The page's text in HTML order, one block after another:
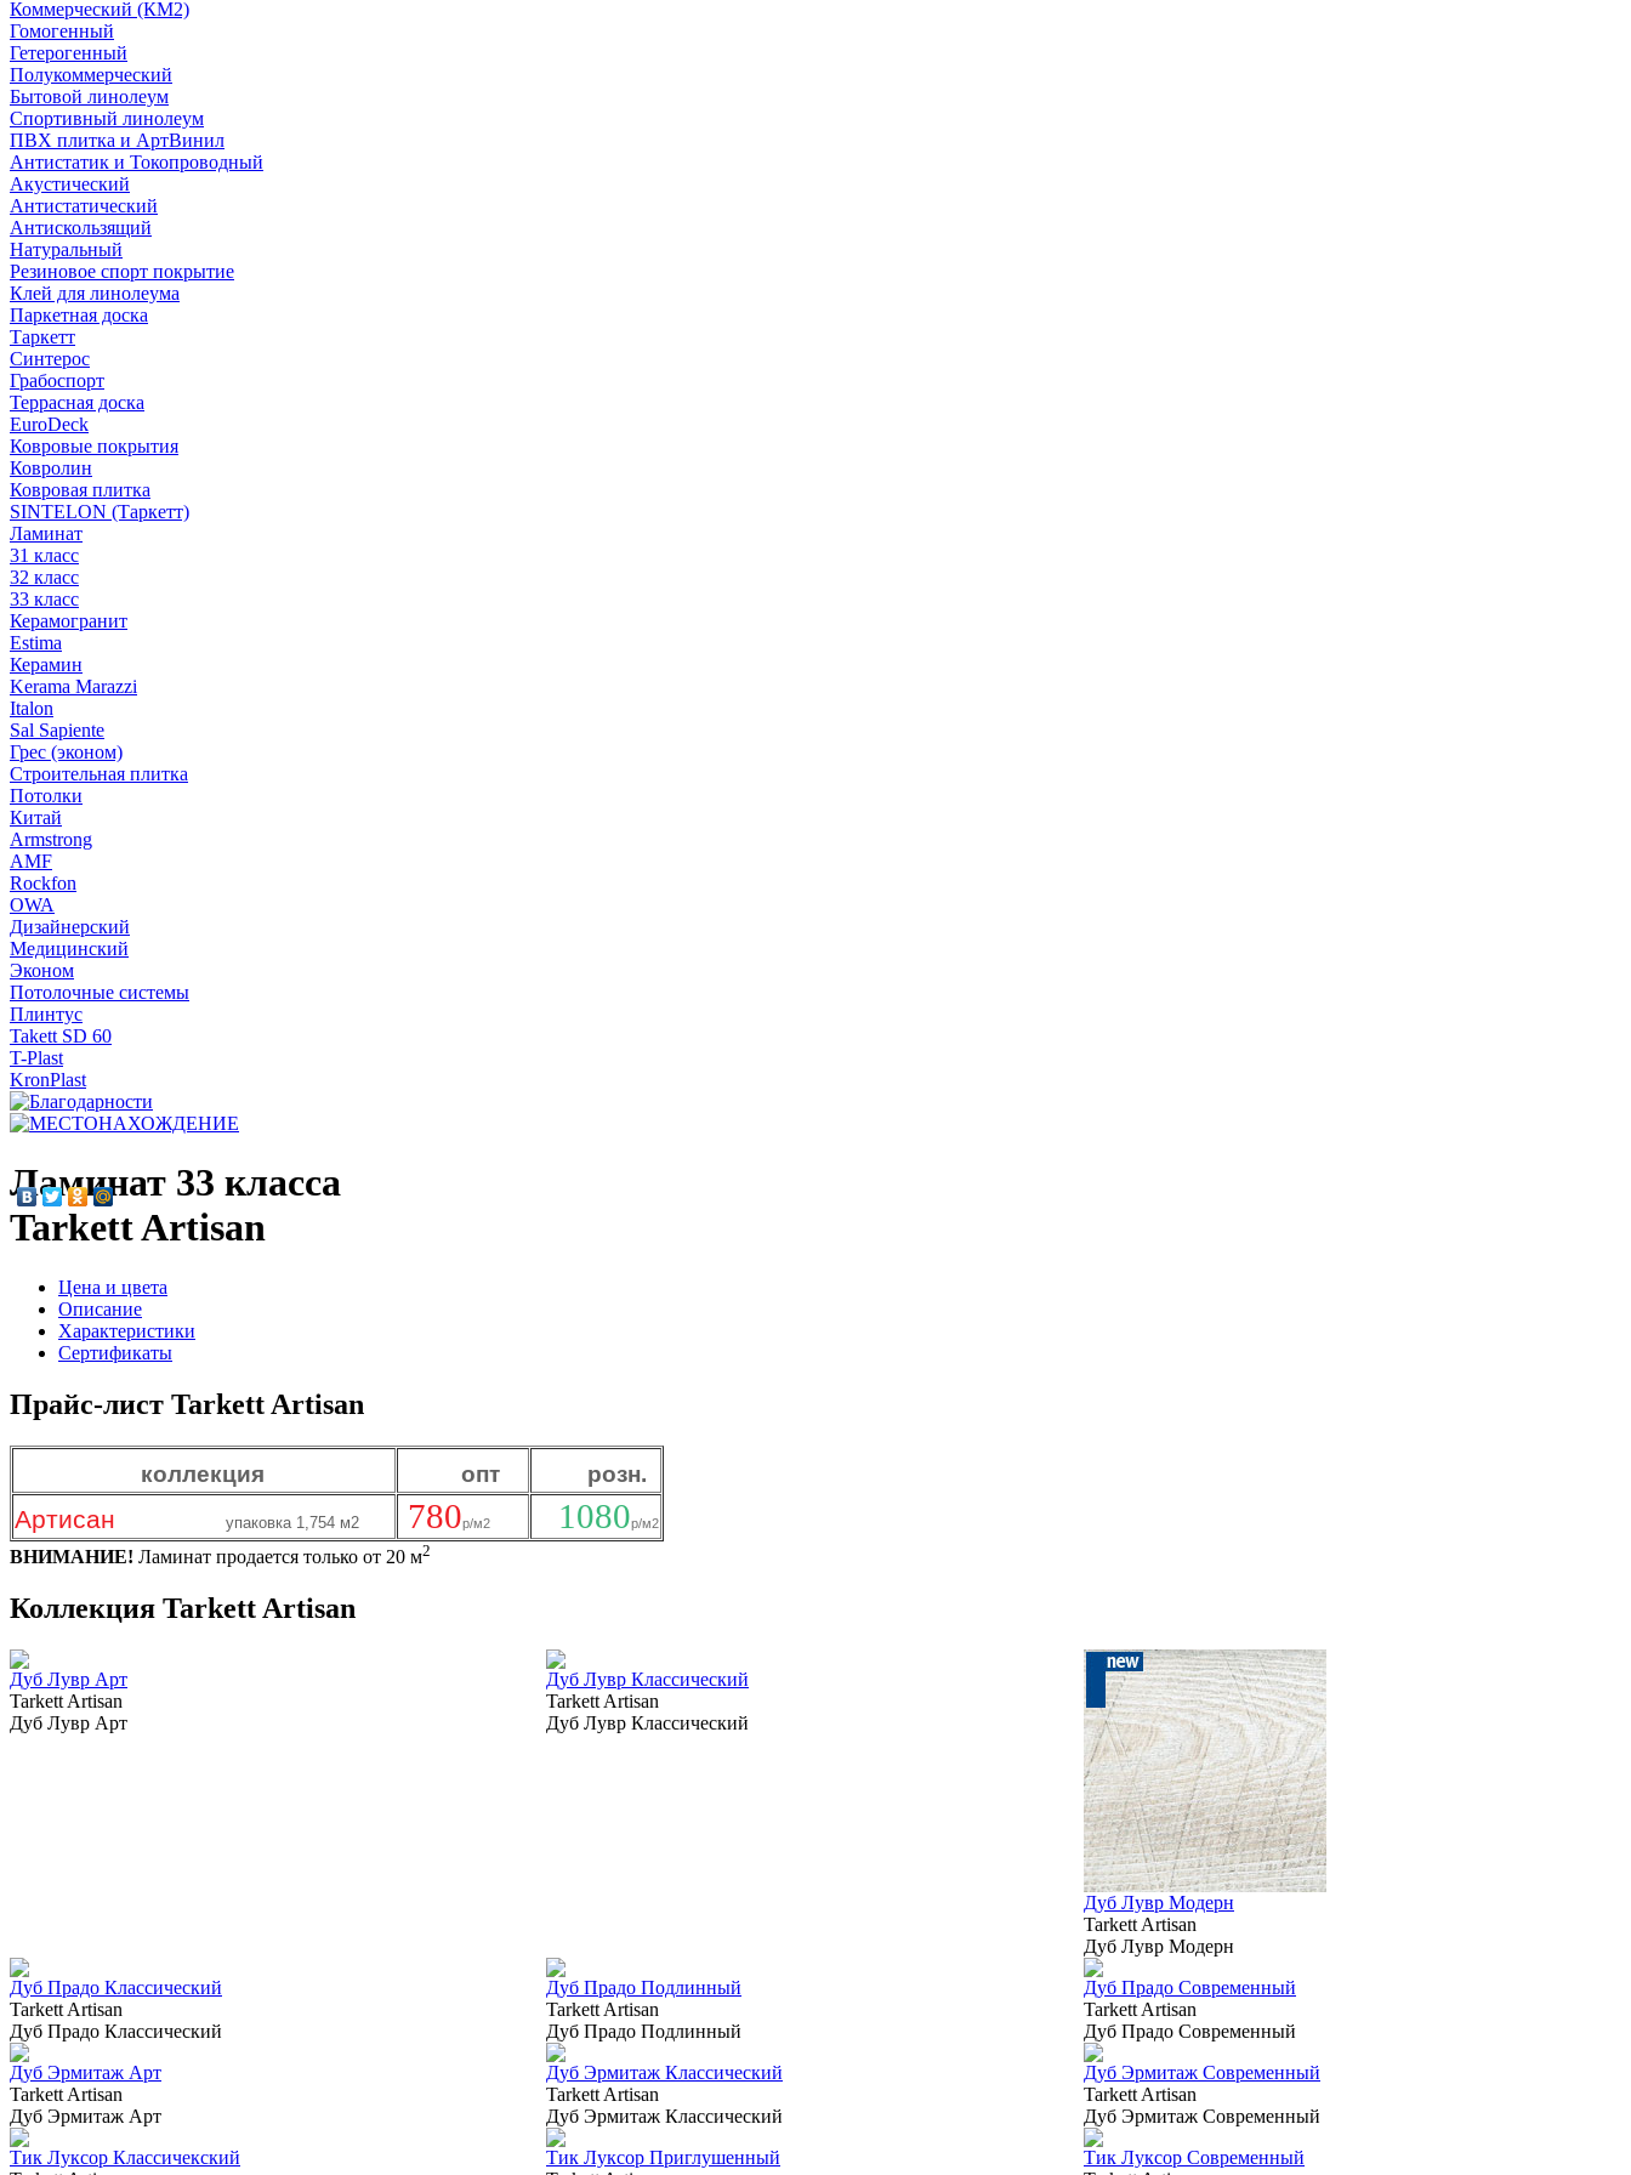
Коммерческий (КМ2)
Гомогенный
Гетерогенный
Полукоммерческий
Бытовой линолеум
Спортивный линолеум
ПВХ плитка и АртВинил
Антистатик и Токопроводный
Акустический
Антистатический
Антискользящий
Натуральный
Резиновое спорт покрытие
Клей для линолеума
Паркетная доска
Таркетт
Синтерос
Грабоспорт
Террасная доска
EuroDeck
Ковровые покрытия
Ковролин
Ковровая плитка
SINTELON (Таркетт)
Ламинат
31 класс
32 класс
33 класс
Керамогранит
Estima
Керамин
Kerama Marazzi
Italon
Sal Sapiente
Грес (эконом)
Строительная плитка
Потолки
Китай
Armstrong
AMF
Rockfon
OWA
Дизайнерский
Медицинский
Эконом
Потолочные системы
Плинтус
Takett SD 60
T-Plast
KronPlast
Ламинат 33 класса
Tarkett Artisan
Цена и цвета
Описание
Характеристики
Сертификаты
Прайс-лист Tarkett Artisan
коллекция опт розн.
Артисан упаковка 1,754 м2 780р/м2 1080р/м2
ВНИМАНИЕ! Ламинат продается только от 20 м2
Коллекция Tarkett Artisan
Дуб Лувр Арт
Tarkett Artisan
Дуб Лувр Арт
Дуб Лувр Классический
Tarkett Artisan
Дуб Лувр Классический
Дуб Лувр Модерн
Tarkett Artisan
Дуб Лувр Модерн
Дуб Прадо Классический
Tarkett Artisan
Дуб Прадо Классический
Дуб Прадо Подлинный
Tarkett Artisan
Дуб Прадо Подлинный
Дуб Прадо Современный
Tarkett Artisan
Дуб Прадо Современный
Дуб Эрмитаж Арт
Tarkett Artisan
Дуб Эрмитаж Арт
Дуб Эрмитаж Классический
Tarkett Artisan
Дуб Эрмитаж Классический
Дуб Эрмитаж Современный
Tarkett Artisan
Дуб Эрмитаж Современный
Тик Луксор Классичекский
Тик Луксор Приглушенный
Тик Луксор Современный